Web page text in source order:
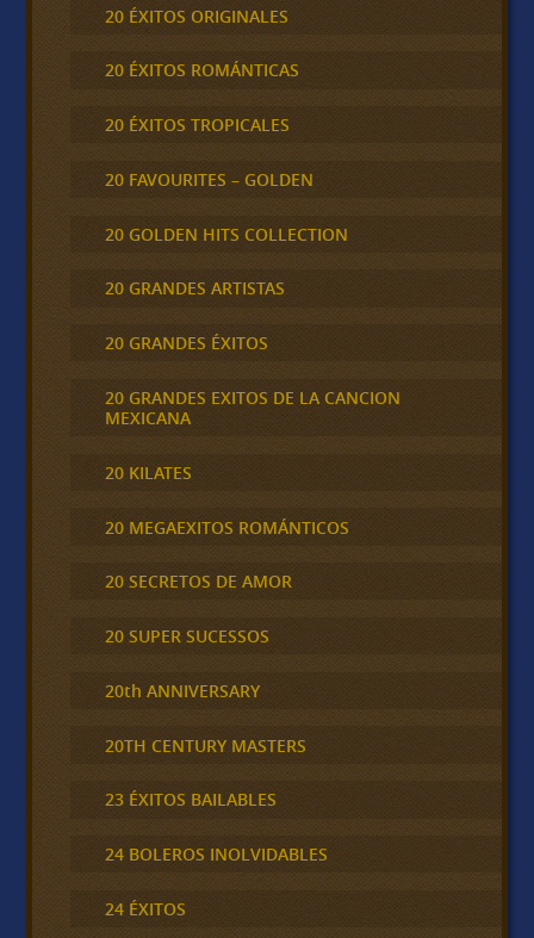
20 ÉXITOS ORIGINALES
20 ÉXITOS ROMÁNTICAS
20 ÉXITOS TROPICALES
20 FAVOURITES – GOLDEN
20 GOLDEN HITS COLLECTION
20 GRANDES ARTISTAS
20 GRANDES ÉXITOS
20 GRANDES EXITOS DE LA CANCION
MEXICANA
20 KILATES
20 MEGAEXITOS ROMÁNTICOS
20 SECRETOS DE AMOR
20 SUPER SUCESSOS
20th ANNIVERSARY
20TH CENTURY MASTERS
23 ÉXITOS BAILABLES
24 BOLEROS INOLVIDABLES
24 ÉXITOS